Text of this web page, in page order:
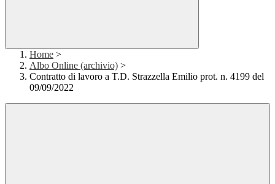
Home >
Albo Online (archivio) >
Contratto di lavoro a T.D. Strazzella Emilio prot. n. 4199 del
09/09/2022